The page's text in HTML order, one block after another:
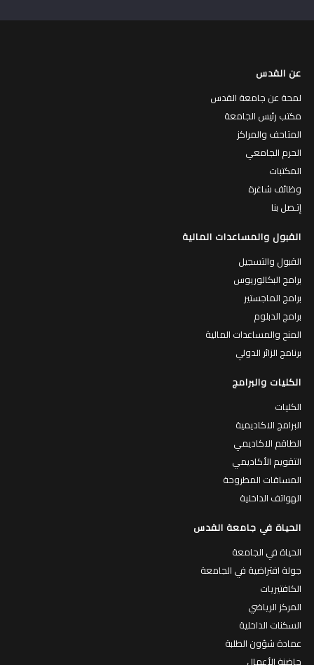
عن القدس
لمحة عن جامعة القدس
مكتب رئيس الجامعة
المتاحف والمراكز
الحرم الجامعي
المكتبات
وظائف شاغرة
إتـصل بنا
القبول والمساعدات المالية
القبول والتسجيل
برامج البكالوريوس
برامج الماجستير
برامج الدبلوم
المنح والمساعدات المالية
برنامج الزائر الدولي
الكليات والبرامج
الكليات
البرامج الاكاديمية
الطاقم الاكاديمي
التقويم الأكاديمي
المساقات المطروحة
الهواتف الداخلية
الحياة في جامعة القدس
الحياة في الجامعة
جولة افتراضية في الجامعة
الكافتيريات
المركز الرياضي
السكنات الداخلية
عمادة شؤون الطلبة
حاضنة الأعمال